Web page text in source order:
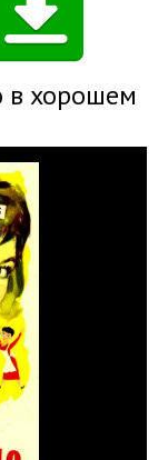
в хорошем